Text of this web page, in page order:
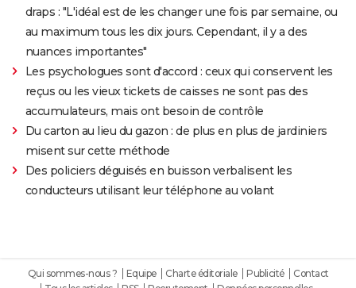
draps : "L'idéal est de les changer une fois par semaine, ou
au maximum tous les dix jours. Cependant, il y a des
nuances importantes"
Les psychologues sont d'accord : ceux qui conservent les
reçus ou les vieux tickets de caisses ne sont pas des
accumulateurs, mais ont besoin de contrôle
Du carton au lieu du gazon : de plus en plus de jardiniers
misent sur cette méthode
Des policiers déguisés en buisson verbalisent les
conducteurs utilisant leur téléphone au volant
Qui sommes-nous ? Equipe Charte éditoriale Publicité
Contact